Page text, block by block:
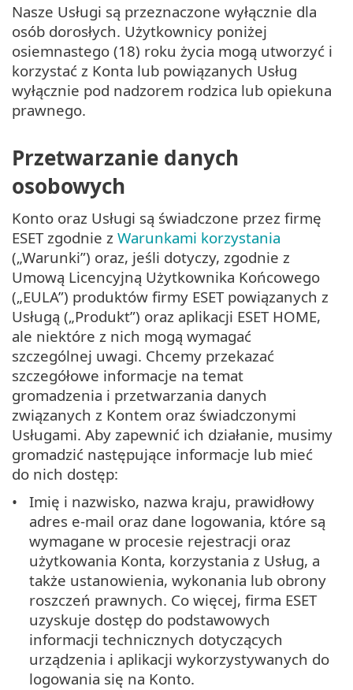
Nasze Usługi są przeznaczone wyłącznie dla
osób dorosłych. Użytkownicy poniżej
osiemnastego (18) roku życia mogą utworzyć i
korzystać z Konta lub powiązanych Usług
wyłącznie pod nadzorem rodzica lub opiekuna
prawnego.
Przetwarzanie danych
osobowych
Konto oraz Usługi są świadczone przez firmę
ESET zgodnie z Warunkami korzystania
(„Warunki”) oraz, jeśli dotyczy, zgodnie z
Umową Licencyjną Użytkownika Końcowego
(„EULA”) produktów firmy ESET powiązanych z
Usługą („Produkt”) oraz aplikacji ESET HOME,
ale niektóre z nich mogą wymagać
szczególnej uwagi. Chcemy przekazać
szczegółowe informacje na temat
gromadzenia i przetwarzania danych
związanych z Kontem oraz świadczonymi
Usługami. Aby zapewnić ich działanie, musimy
gromadzić następujące informacje lub mieć
do nich dostęp:
Imię i nazwisko, nazwa kraju, prawidłowy
adres e-mail oraz dane logowania, które są
wymagane w procesie rejestracji oraz
użytkowania Konta, korzystania z Usług, a
także ustanowienia, wykonania lub obrony
roszczeń prawnych. Co więcej, firma ESET
uzyskuje dostęp do podstawowych
informacji technicznych dotyczących
urządzenia i aplikacji wykorzystywanych do
logowania się na Konto.